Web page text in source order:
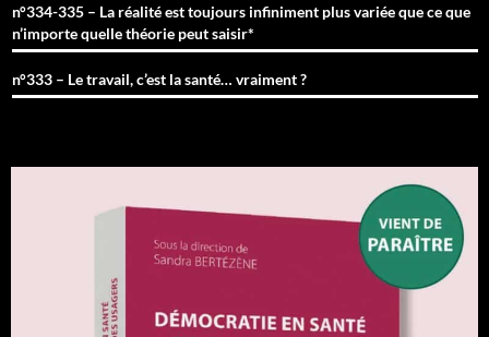
n°334-335 – La réalité est toujours infiniment plus variée que ce que
n’importe quelle théorie peut saisir*
n°333 – Le travail, c’est la santé… vraiment ?